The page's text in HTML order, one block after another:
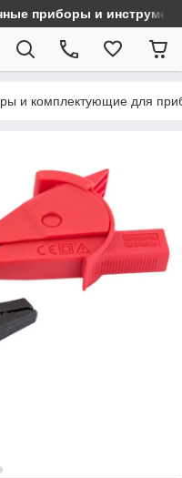
приборы и
и комплектующие для